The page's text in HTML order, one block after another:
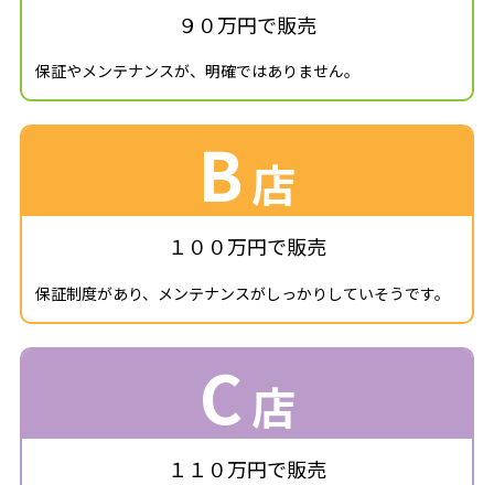
９０万円で販売
保証やメンテナンスが、明確ではありません。
B店
１００万円で販売
保証制度があり、メンテナンスがしっかりしていそうです。
C店
１１０万円で販売